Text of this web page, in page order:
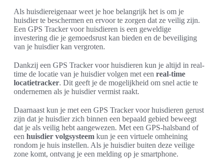
Als huisdiereigenaar weet je hoe belangrijk het is om je
huisdier te beschermen en ervoor te zorgen dat ze veilig zijn.
Een GPS Tracker voor huisdieren is een geweldige
investering die je gemoedsrust kan bieden en de beveiliging
van je huisdier kan vergroten.
Dankzij een GPS Tracker voor huisdieren kun je altijd in real-
time de locatie van je huisdier volgen met een real-time
locatietracker. Dit geeft je de mogelijkheid om snel actie te
ondernemen als je huisdier vermist raakt.
Daarnaast kun je met een GPS Tracker voor huisdieren gerust
zijn dat je huisdier zich binnen een bepaald gebied beweegt
dat je als veilig hebt aangewezen. Met een GPS-halsband of
een huisdier volgsysteem kun je een virtuele omheining
rondom je huis instellen. Als je huisdier buiten deze veilige
zone komt, ontvang je een melding op je smartphone.